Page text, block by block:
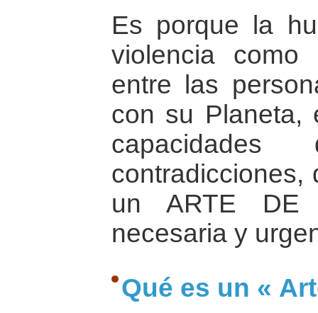
Es porque la
violencia como
entre las
con su Planeta,
contradicciones,
un ARTE
necesaria y
Qué es un «